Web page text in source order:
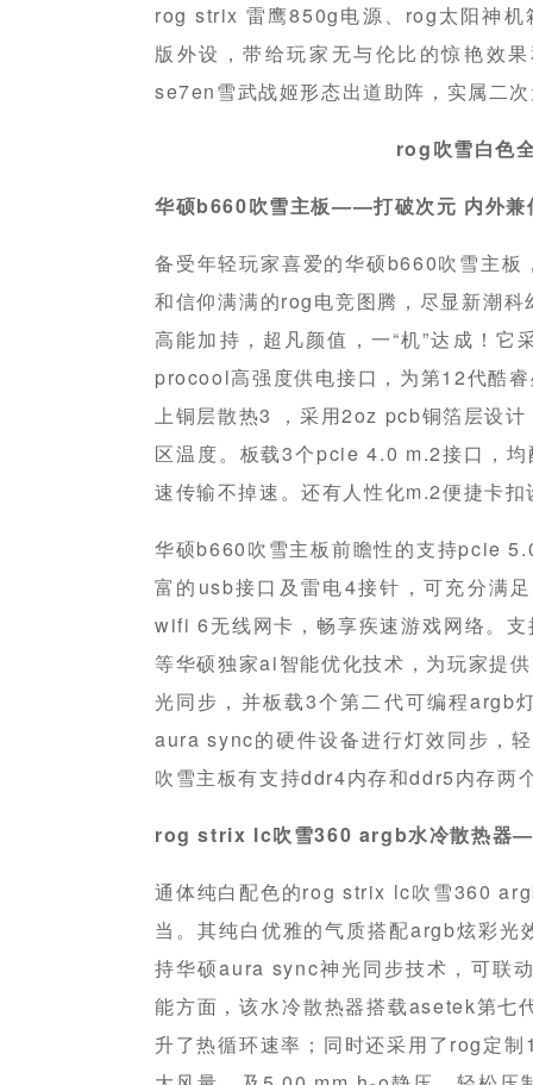
rog strix 雷鹰850g电源、rog太阳神
版外设，带给玩家无与伦比的惊艳效
se7en雪武战姬形态出道助阵，实属二
rog吹雪白色
华硕b660吹雪主板——打破次元 内外兼
备受年轻玩家喜爱的华硕b660吹雪主
和信仰满满的rog电竞图腾，尽显新潮
高能加持，超凡颜值，一“机”达成！
procool高强度供电接口，为第12代酷
上铜层散热3 ，采用2oz pcb铜箔层设
区温度。板载3个pcie 4.0 m.2接口，
速传输不掉速。还有人性化m.2便捷卡
华硕b660吹雪主板前瞻性的支持pcie
富的usb接口及雷电4接针，可充分满
wifi 6无线网卡，畅享疾速游戏网络。
等华硕独家ai智能优化技术，为玩家提
光同步，并板载3个第二代可编程argb
aura sync的硬件设备进行灯效同步，
吹雪主板有支持ddr4内存和ddr5内存两
rog strix lc吹雪360 argb水冷散热器
通体纯白配色的rog strix lc吹雪360
当。其纯白优雅的气质搭配argb炫彩光
持华硕aura sync神光同步技术，可联
能方面，该水冷散热器搭载asetek第七
升了热循环速率；同时还采用了rog定